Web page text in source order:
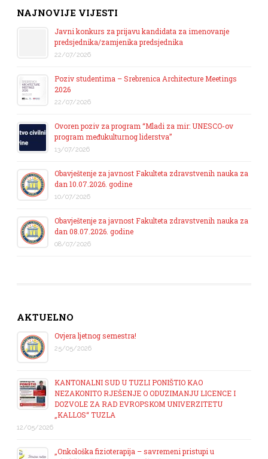
NAJNOVIJE VIJESTI
Javni konkurs za prijavu kandidata za imenovanje
predsjednika/zamjenika predsjednika
22/07/2026
Poziv studentima – Srebrenica Architecture Meetings
2026
22/07/2026
Ovoren poziv za program “Mladi za mir: UNESCO-ov
program međukulturnog liderstva”
13/07/2026
Obavještenje za javnost Fakulteta zdravstvenih nauka za
dan 10.07.2026. godine
10/07/2026
Obavještenje za javnost Fakulteta zdravstvenih nauka za
dan 08.07.2026. godine
08/07/2026
AKTUELNO
Ovjera ljetnog semestra!
25/05/2026
KANTONALNI SUD U TUZLI PONIŠTIO KAO
NEZAKONITO RJEŠENJE O ODUZIMANJU LICENCE I
DOZVOLE ZA RAD EVROPSKOM UNIVERZITETU
„KALLOS“ TUZLA
12/05/2026
„Onkološka fizioterapija – savremeni pristupi u